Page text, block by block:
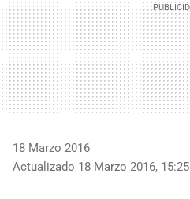
18 Marzo 2016
Actualizado 18 Marzo 2016, 15:25